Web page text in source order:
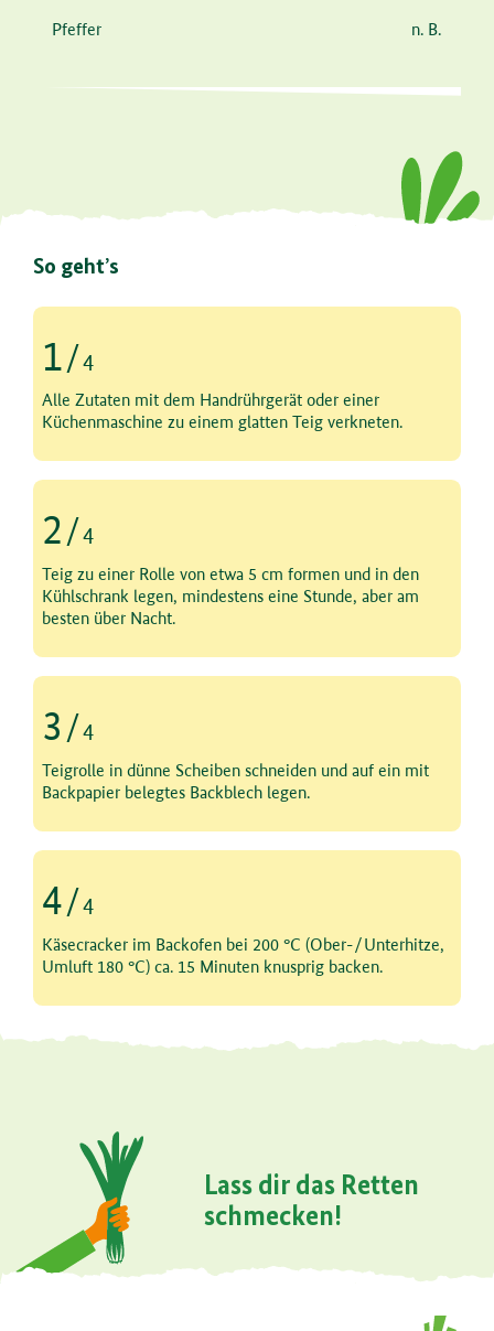
Pfeffer n. B.
So geht’s
1/4
Schritt 1 von 4
Alle Zutaten mit dem Handrührgerät oder einer
Küchenmaschine zu einem glatten Teig verkneten.
2 /4
Schritt 2 von 4
Teig zu einer Rolle von etwa 5 cm formen und in den
Kühlschrank legen, mindestens eine Stunde, aber am
besten über Nacht.
3 /4
Schritt 3 von 4
Teigrolle in dünne Scheiben schneiden und auf ein mit
Backpapier belegtes Backblech legen.
4/4
Schritt 4 von 4
Käsecracker im Backofen bei 200 °C (Ober-/Unterhitze,
Umluft 180 °C) ca. 15 Minuten knusprig backen.
Lass dir das Retten
schmecken!